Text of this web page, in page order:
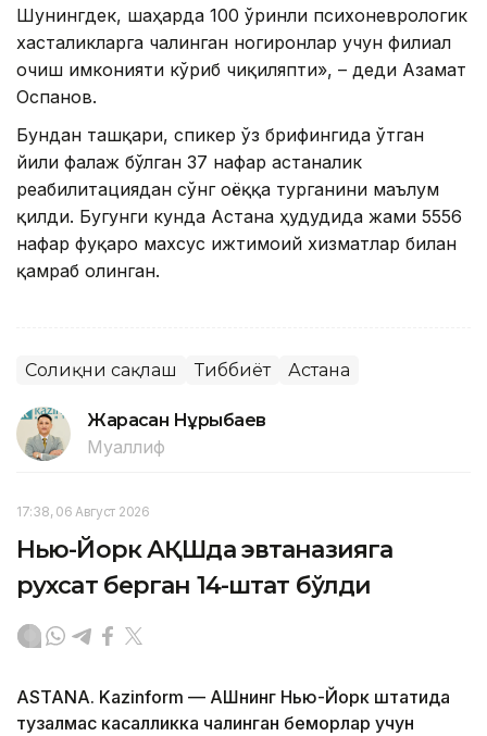
Шунингдек, шаҳарда 100 ўринли психоневрологик
хасталикларга чалинган ногиронлар учун филиал
очиш имконияти кўриб чиқиляпти», – деди Азамат
Оспанов.
Бундан ташқари, спикер ўз брифингида ўтган
йили фалаж бўлган 37 нафар астаналик
реабилитациядан сўнг оёққа турганини маълум
қилди. Бугунги кунда Астана ҳудудида жами 5556
нафар фуқаро махсус ижтимоий хизматлар билан
қамраб олинган.
Соғлиқни сақлаш Тиббиёт Астана
Жарасқан Нұрыбаев
Муаллиф
17:38, 06 Август 2026
Нью-Йорк АҚШда эвтаназияга
рухсат берган 14-штат бўлди
ASTANA. Kazinform — АҚШнинг Нью-Йорк штатида
тузалмас касалликка чалинган беморлар учун